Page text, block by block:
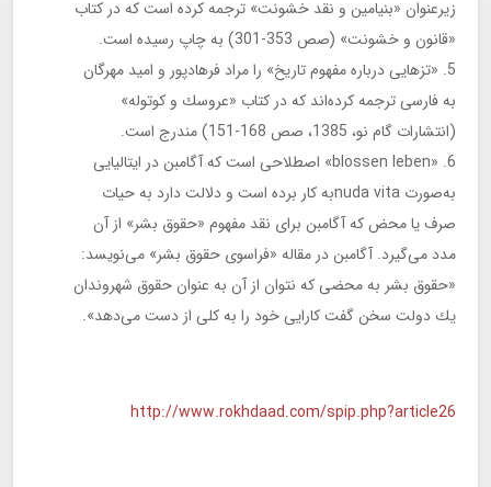
زیرعنوان «بنیامین و نقد خشونت» ترجمه كرده است كه در كتاب
«قانون و خشونت» (صص 353-301) به چاپ رسیده است.
«تزهایی درباره مفهوم تاریخ» را مراد فرهادپور و امید مهرگان
به فارسی ترجمه كرده‌اند كه در كتاب «عروسك و كوتوله»
(انتشارات گام نو، 1385، صص 168-151) مندرج است.
«blossen leben» اصطلاحی است كه آگامبن در ایتالیایی
به‌صورت nuda vitaبه كار برده است و دلالت دارد به حیات
صرف یا محض كه آگامبن برای نقد مفهوم «حقوق بشر» از آن
مدد می‌گیرد. آگامبن در مقاله «فراسوی حقوق بشر» می‌نویسد:
«حقوق بشر به محضی كه نتوان از آن به عنوان حقوق شهروندان
یك دولت سخن گفت كارایی خود را به كلی از دست می‌دهد».
http://www.rokhdaad.com/spip.php?article26